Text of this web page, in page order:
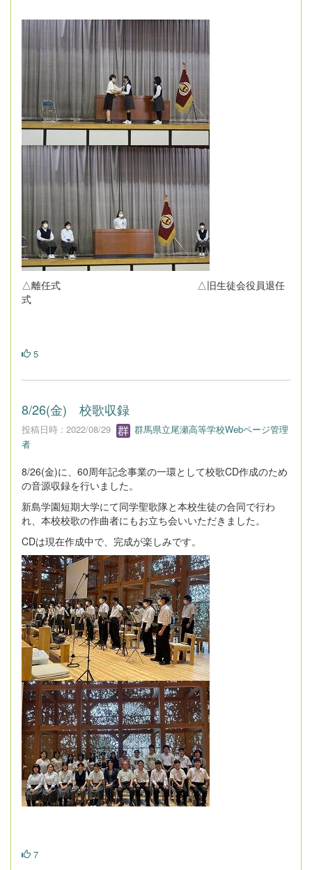
△離任式 △旧生徒会役員退任
式
5
8/26(金) 校歌収録
投稿日時 : 2022/08/29
群馬県立尾瀬高等学校Webページ管理
者
8/26(金)に、60周年記念事業の一環として校歌CD作成のため
の音源収録を行いました。
新島学園短期大学にて同学聖歌隊と本校生徒の合同で行わ
れ、本校校歌の作曲者にもお立ち会いいただきました。
CDは現在作成中で、完成が楽しみです。
7